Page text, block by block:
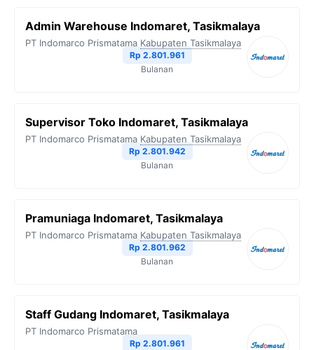
Admin Warehouse Indomaret, Tasikmalaya
PT Indomarco Prismatama Kabupaten Tasikmalaya
Rp 2.801.961
Bulanan
Supervisor Toko Indomaret, Tasikmalaya
PT Indomarco Prismatama Kabupaten Tasikmalaya
Rp 2.801.942
Bulanan
Pramuniaga Indomaret, Tasikmalaya
PT Indomarco Prismatama Kabupaten Tasikmalaya
Rp 2.801.962
Bulanan
Staff Gudang Indomaret, Tasikmalaya
PT Indomarco Prismatama
Rp 2.801.961